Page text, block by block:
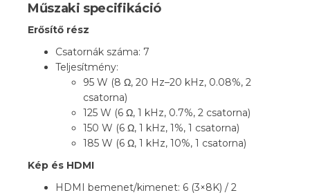
Műszaki specifikáció
Erősítő rész
Csatornák száma: 7
Teljesítmény:
95 W (8 Ω, 20 Hz–20 kHz, 0.08%, 2
csatorna)
125 W (6 Ω, 1 kHz, 0.7%, 2 csatorna)
150 W (6 Ω, 1 kHz, 1%, 1 csatorna)
185 W (6 Ω, 1 kHz, 10%, 1 csatorna)
Kép és HDMI
HDMI bemenet/kimenet: 6 (3×8K) / 2